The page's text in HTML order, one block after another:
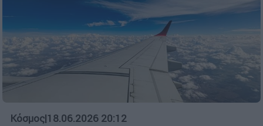
Κόσμος|18.06.2026 20:12